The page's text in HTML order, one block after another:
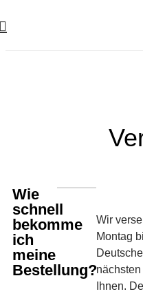
Wie
schnell
bekomme
ich
meine
Bestellung?
Wir
Montag
Ihnen.